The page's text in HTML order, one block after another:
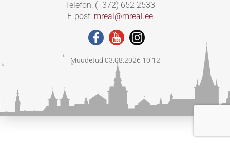
Telefon: (+372) 652 2533
E-post: mreal@mreal.ee
Muudetud 03.08.2026 10:12